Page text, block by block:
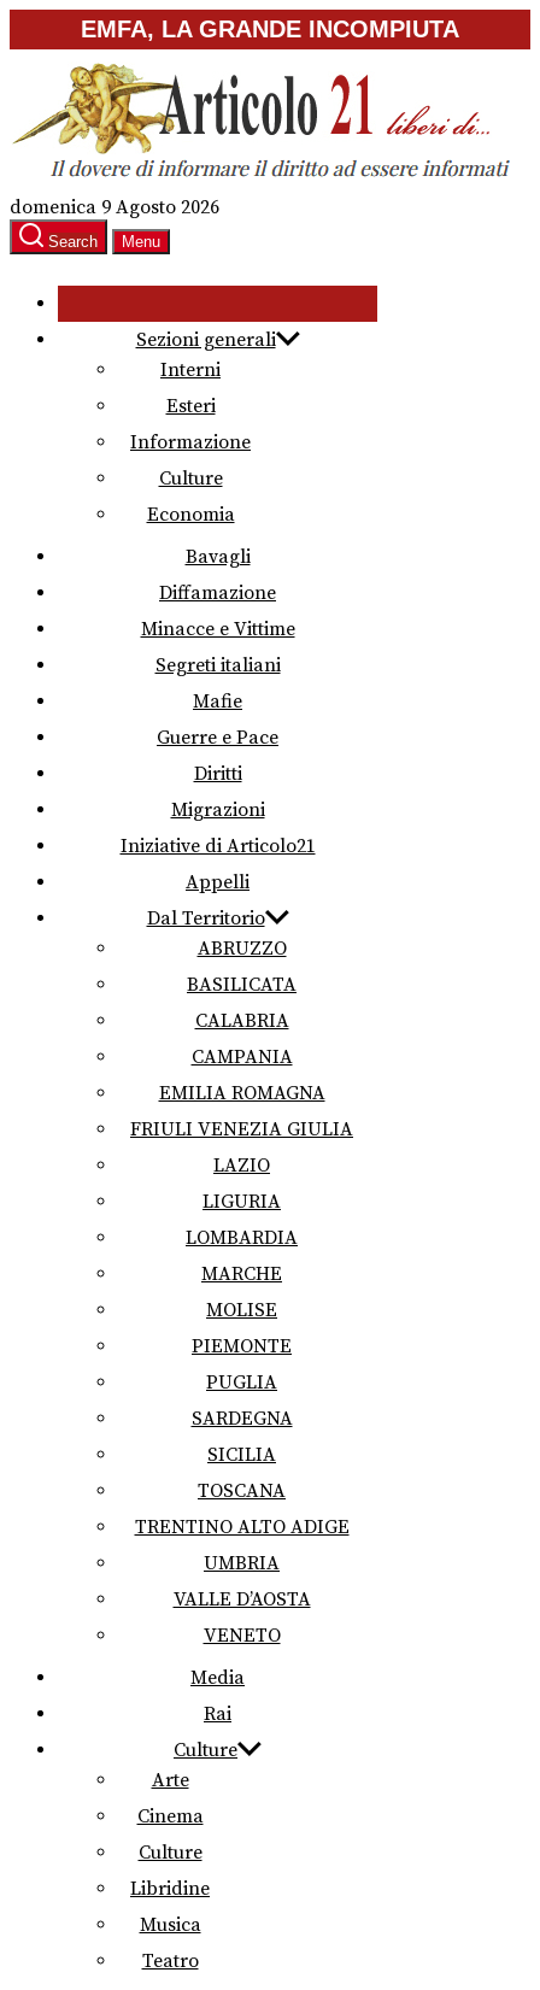
to
content
EMFA, LA GRANDE INCOMPIUTA
domenica 9 Agosto 2026
Search Menu
Sezioni generali
Interni
Esteri
Informazione
Culture
Economia
Bavagli
Diffamazione
Minacce e Vittime
Segreti italiani
Mafie
Guerre e Pace
Diritti
Migrazioni
Iniziative di Articolo21
Appelli
Dal Territorio
ABRUZZO
BASILICATA
CALABRIA
CAMPANIA
EMILIA ROMAGNA
FRIULI VENEZIA GIULIA
LAZIO
LIGURIA
LOMBARDIA
MARCHE
MOLISE
PIEMONTE
PUGLIA
SARDEGNA
SICILIA
TOSCANA
TRENTINO ALTO ADIGE
UMBRIA
VALLE D’AOSTA
VENETO
Media
Rai
Culture
Arte
Cinema
Culture
Libridine
Musica
Teatro